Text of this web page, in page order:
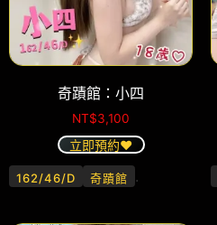
奇蹟館：小四
NT$3,100
立即預約❤️
162/46/D 奇蹟館 .